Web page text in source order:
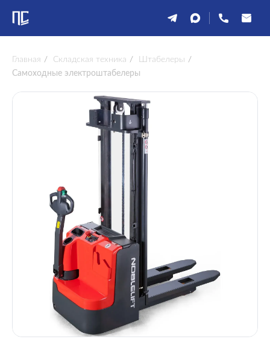
Главная / Складская техника / Штабелеры /
Самоходные электроштабелеры